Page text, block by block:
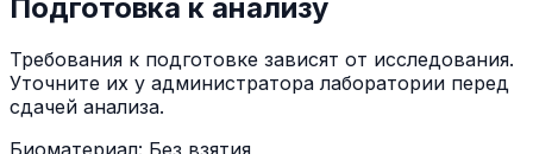
Подготовка к анализу
Требования к подготовке зависят от исследования.
Уточните их у администратора лаборатории перед
сдачей анализа.